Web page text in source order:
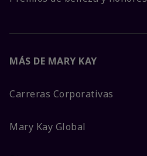
MÁS DE MARY KAY
Carreras Corporativas
Mary Kay Global